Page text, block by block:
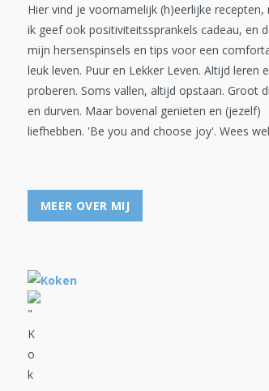
Hier vind je voornamelijk (h)eerlijke recepten,
ik geef ook positiviteitssprankels cadeau, en
mijn hersenspinsels en tips voor een
leuk leven. Puur en Lekker Leven. Altijd leren
proberen. Soms vallen, altijd opstaan. Groot
en durven. Maar bovenal genieten en (jezelf)
liefhebben. 'Be you and choose joy'. Wees
MEER OVER MIJ